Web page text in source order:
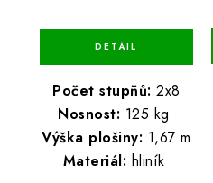
Počet stupňů: 2x8
Nosnost: 125 kg
Výška plošiny: 1,67 m
Materiál: hliník